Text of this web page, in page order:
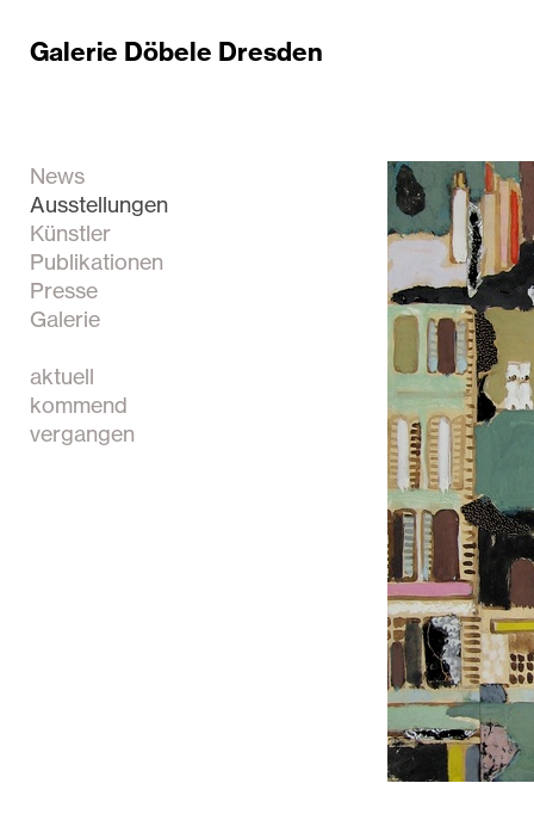
Galerie Döbele Dresden
News
Ausstellungen
Künstler
Publikationen
Presse
Galerie
aktuell
kommend
vergangen